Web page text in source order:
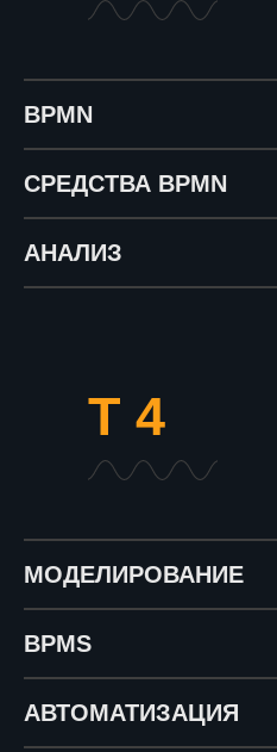
BPMN
СРЕДСТВА BPMN
АНАЛИЗ
Т 4
МОДЕЛИРОВАНИЕ
BPMS
АВТОМАТИЗАЦИЯ